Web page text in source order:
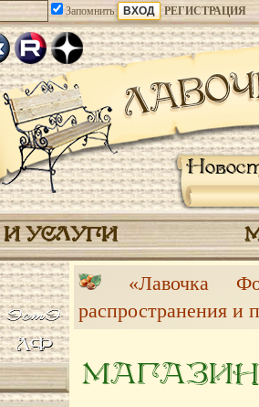
Запомнить РЕГИСТРАЦИЯ
УСЛУГИ
«Лавочка
распространения и
МАГАЗИН